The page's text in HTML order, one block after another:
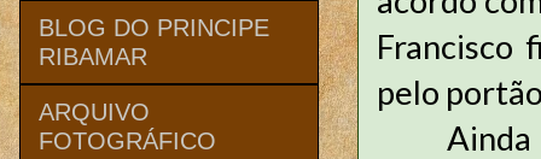
Francisco
pelo
Ainda
BLOG DO PRINCIPE
RIBAMAR
ARQUIVO
FOTOGRÁFICO